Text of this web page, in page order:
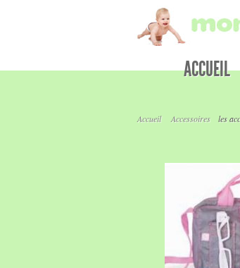
ACCUEIL
Accueil Accessoires les